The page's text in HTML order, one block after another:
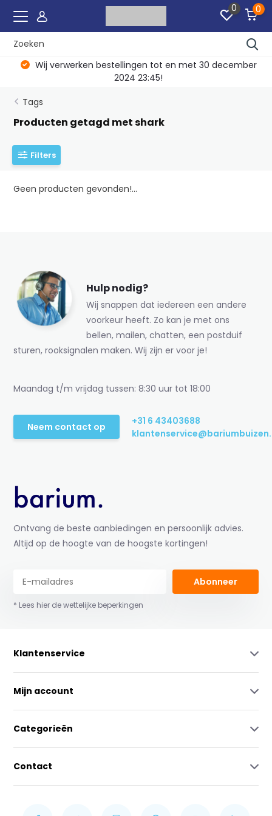
0 0
Wij verwerken bestellingen tot en met 30 december
2024 23:45!
Tags
Producten getagd met shark
Filters
Geen producten gevonden!...
Hulp nodig?
Wij snappen dat iedereen een andere
voorkeur heeft. Zo kan je met ons
bellen, mailen, chatten, een postduif
sturen, rooksignalen maken. Wij zijn er voor je!
Maandag t/m vrijdag tussen: 8:30 uur tot 18:00
Neem contact op
+31 6 43403688
Ontvang de beste aanbiedingen en persoonlijk advies.
Altijd op de hoogte van de hoogste kortingen!
Abonneer
* Lees hier de wettelijke beperkingen
Klantenservice
Mijn account
Categorieën
Contact